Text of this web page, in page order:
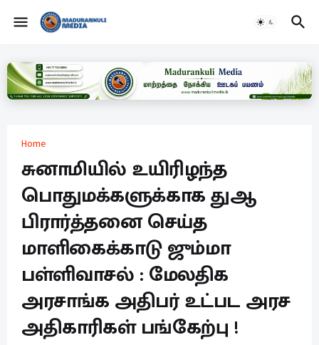
Home
சுனாமியில் உயிரிழந்த
பொதுமக்களுக்காக துஆ
பிரார்த்தனை செய்த
மாளிகைக்காடு ஜும்மா
பள்ளிவாசல் : மேலதிக
அரசாங்க அதிபர் உட்பட அரச
அதிகாரிகள் பங்கேற்பு !